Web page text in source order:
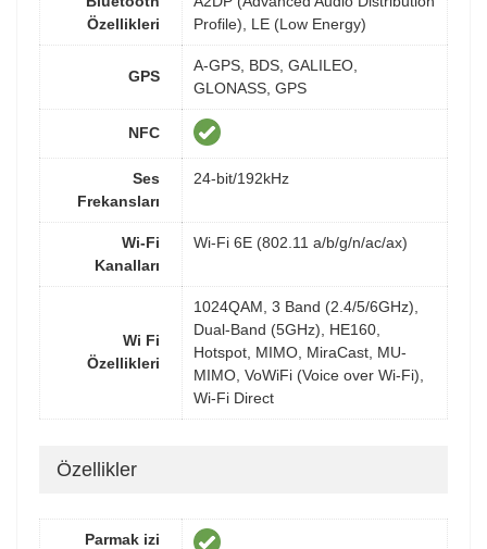
Özellikleri
Profile), LE (Low Energy)
GPS
A-GPS, BDS, GALILEO,
GLONASS, GPS
NFC
Ses
Frekansları
24-bit/192kHz
Wi-Fi
Kanalları
Wi-Fi 6E (802.11 a/b/g/n/ac/ax)
Wi Fi
Özellikleri
1024QAM, 3 Band (2.4/5/6GHz),
Dual-Band (5GHz), HE160,
Hotspot, MIMO, MiraCast, MU-
MIMO, VoWiFi (Voice over Wi-Fi),
Wi-Fi Direct
Özellikler
Parmak izi